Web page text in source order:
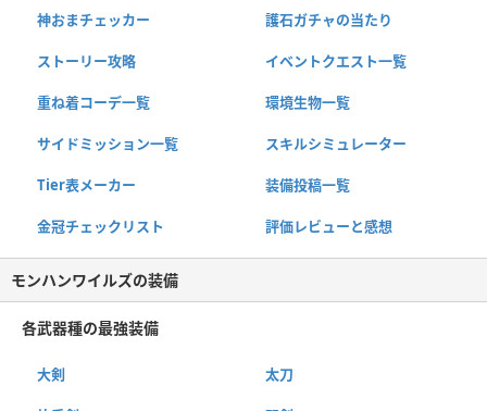
神おまチェッカー 護石ガチャの当たり
ストーリー攻略 イベントクエスト一覧
重ね着コーデ一覧 環境生物一覧
サイドミッション一覧 スキルシミュレーター
Tier表メーカー 装備投稿一覧
金冠チェックリスト 評価レビューと感想
モンハンワイルズの装備
各武器種の最強装備
大剣 太刀